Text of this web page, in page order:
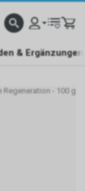
& Ergänzungen
Regeneration - 100 g